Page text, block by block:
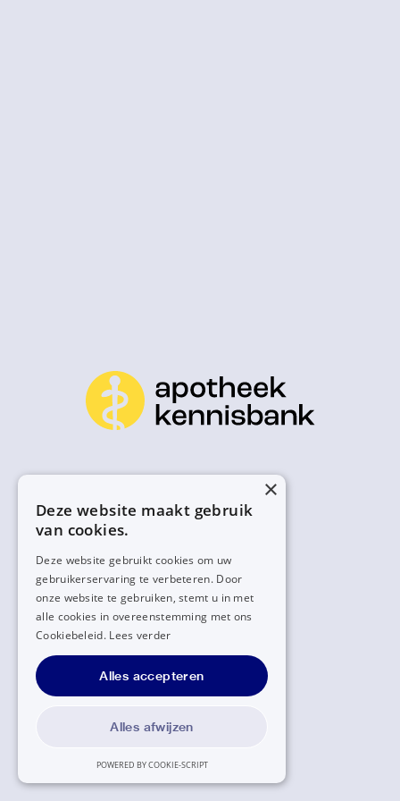
×
Deze website maakt gebruik
van cookies.
Deze website gebruikt cookies om uw
gebruikerservaring te verbeteren. Door
onze website te gebruiken, stemt u in met
alle cookies in overeenstemming met ons
Cookiebeleid. Lees verder
Alles accepteren
Alles afwijzen
POWERED BY COOKIE-SCRIPT